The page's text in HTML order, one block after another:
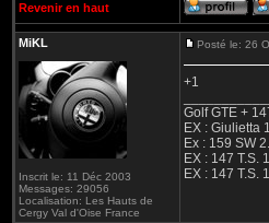
Revenir en haut
MiKL
Inscrit le: 11 Déc 2003
Messages: 29056
Localisation: Les Hauts de
Cergy Val d'Oise France
Posté le: 26
+1
Golf GTE +
EX : Giulietta
Ex : 159 SW
EX : 147 T.S.
EX : 147 T.S.